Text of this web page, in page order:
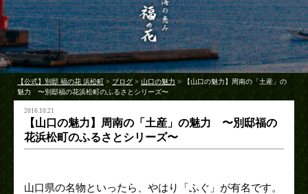
【公式】別邸 福の花 浜松町 > ブログ > 山口の魅力 >
【山口の魅力】周南の「土産」の
魅力 〜別邸福の花浜松町のふるさとシリーズ〜
2016.10.21
【山口の魅力】周南の「土産」の魅力 〜別邸福の
花浜松町のふるさとシリーズ〜
山口県の名物といったら、やはり「ふぐ」が有名です。